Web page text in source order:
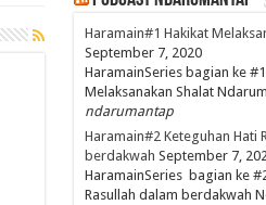
Haramain#1 Hakikat
September 7, 2020
HaramainSeries bagian ke
Melaksanakan Shalat
ndarumantap
Haramain#2 Keteguhan Hati
berdakwah September 7,
HaramainSeries bagian ke
Rasullah dalam berdakwah